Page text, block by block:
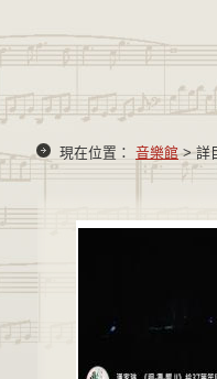
現在位置： 音樂館> 詳